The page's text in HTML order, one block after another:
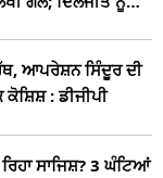
ਆਪਰੇਸ਼ਨ ਸਿੰਦੂਰ ਦੀ
: ਡੀਜੀਪੀ
ਸਾਜਿਸ਼? 3 ਘੰਟਿਆਂ